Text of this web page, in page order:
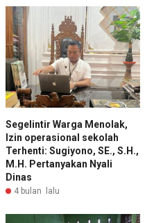
Segelintir Warga Menolak,
Izin operasional sekolah
Terhenti: Sugiyono, SE., S.H.,
M.H. Pertanyakan Nyali
Dinas
4 bulan lalu